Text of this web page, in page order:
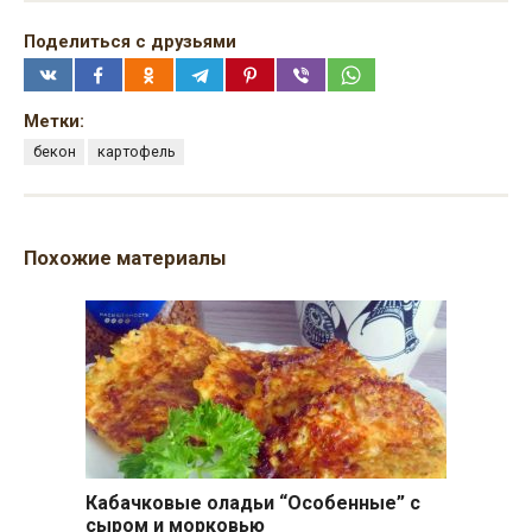
Поделиться с друзьями
Метки:
бекон картофель
Похожие материалы
Кабачковые оладьи “Особенные” с
сыром и морковью